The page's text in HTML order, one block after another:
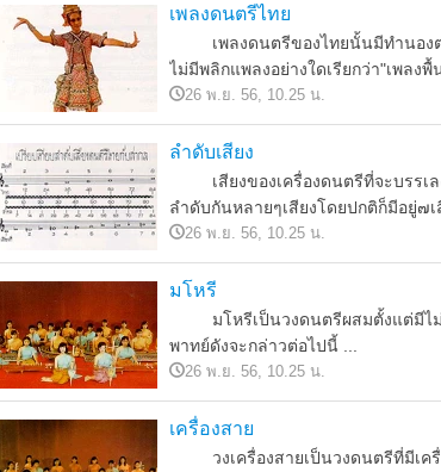
เพลงดนตรีไทย
เพลงดนตรีของไทยนั้นมีทำนองต่
ไม่มีพลิกแพลงอย่างใดเรียกว่า"เพลงพื้
26 พ.ย. 56, 10.25 น.
ลำดับเสียง
เสียงของเครื่องดนตรีที่จะบรรเลง
ลำดับกันหลายๆเสียงโดยปกติก็มีอยู่๗เ
26 พ.ย. 56, 10.25 น.
มโหรี
มโหรีเป็นวงดนตรีผสมตั้งแต่มีไม่กี่
พาทย์ดังจะกล่าวต่อไปนี้ ...
26 พ.ย. 56, 10.25 น.
เครื่องสาย
วงเครื่องสายเป็นวงดนตรีที่มีเครื่